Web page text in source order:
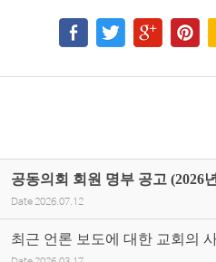
공동의회 회원 명부 공고 (2026
Date 2026.07.12
최근 언론 보도에 대한 교회의